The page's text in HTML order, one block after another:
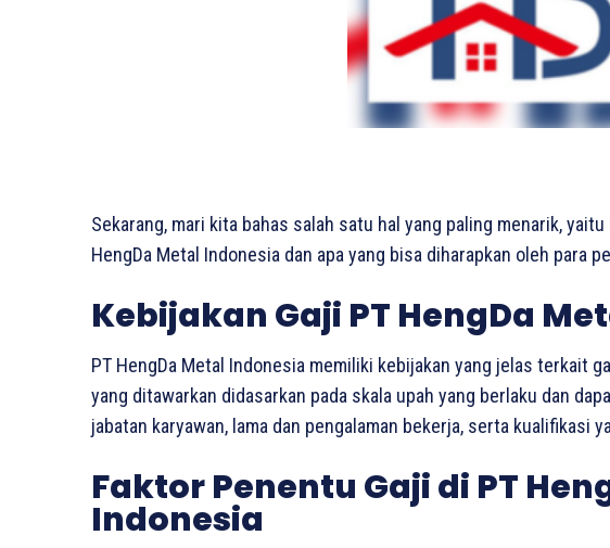
Sekarang, mari kita bahas salah satu hal yang paling menarik,
HengDa Metal Indonesia dan apa yang bisa diharapkan oleh para
Kebijakan Gaji PT HengDa
PT HengDa Metal Indonesia memiliki kebijakan yang jelas terkait
yang ditawarkan didasarkan pada skala upah yang berlaku dan
jabatan karyawan, lama dan pengalaman bekerja, serta kualifikasi
Faktor Penentu Gaji di PT
Indonesia